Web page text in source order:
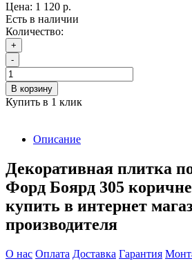
Цена: 1 120 р.
Есть в наличии
Количество:
+
-
В корзину
Купить в 1 клик
Описание
Декоративная плитка
Форд Боярд 305
купить в интернет
производителя
О нас Оплата Доставка Гарантия